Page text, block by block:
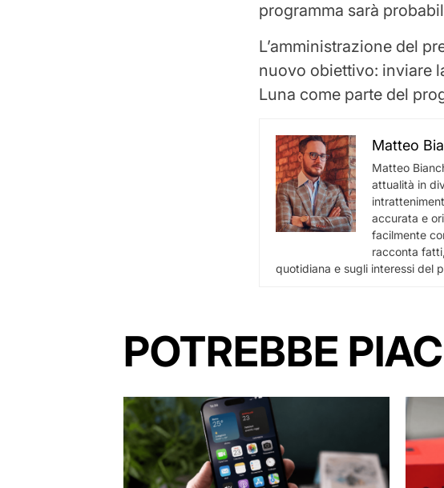
programma sarà
L’amministrazione del
nuovo obiettivo: inviare
Luna come parte del
Matteo
Matteo
attualità in
accurata e
facilmente
racconta
quotidiana e sugli interessi del
POTREBBE